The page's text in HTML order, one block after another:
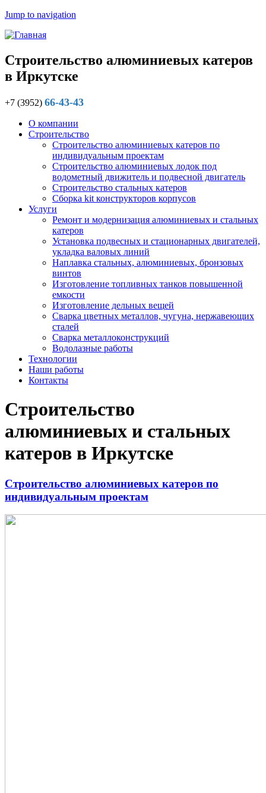
Jump to navigation
Строительство алюминиевых катеров
в Иркутске
+7 (3952) 66-43-43
О компании
Строительство
Строительство алюминиевых катеров по
индивидуальным проектам
Строительство алюминиевых лодок под
водометный движитель и подвесной двигатель
Строительство стальных катеров
Сборка kit конструкторов корпусов
Услуги
Ремонт и модернизация алюминиевых и стальных
катеров
Установка подвесных и стационарных двигателей,
укладка валовых линий
Наплавка стальных, алюминиевых, бронзовых
винтов
Изготовление топливных танков повышенной
емкости
Изготовление дельных вещей
Сварка цветных металлов, чугуна, нержавеющих
сталей
Сварка металлоконструкций
Водолазные работы
Технологии
Наши работы
Контакты
Строительство
алюминиевых и стальных
катеров в Иркутске
Строительство алюминиевых катеров по
индивидуальным проектам